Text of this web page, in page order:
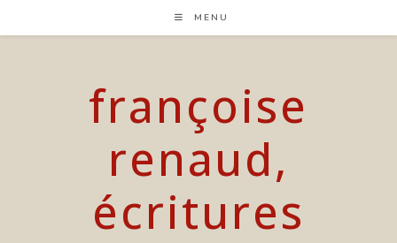
content
MENU
françoise
renaud,
écritures